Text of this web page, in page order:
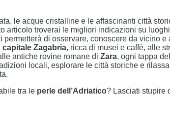
le acque cristalline e le affascinanti città
articolo troverai le migliori indicazioni su
permetterà di osservare, conoscere da vicino
capitale Zagabria, ricca di musei e caffé, alle
antiche rovine romane di Zara, ogni tappa
locali, esplorare le città storiche e
tra le perle dell’Adriatico? Lasciati stupire